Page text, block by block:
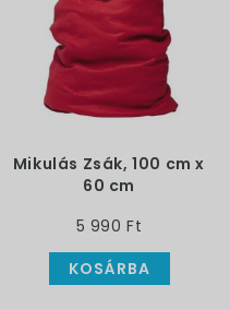
Mikulás Zsák, 100 cm x
60 cm
5 990 Ft
KOSÁRBA